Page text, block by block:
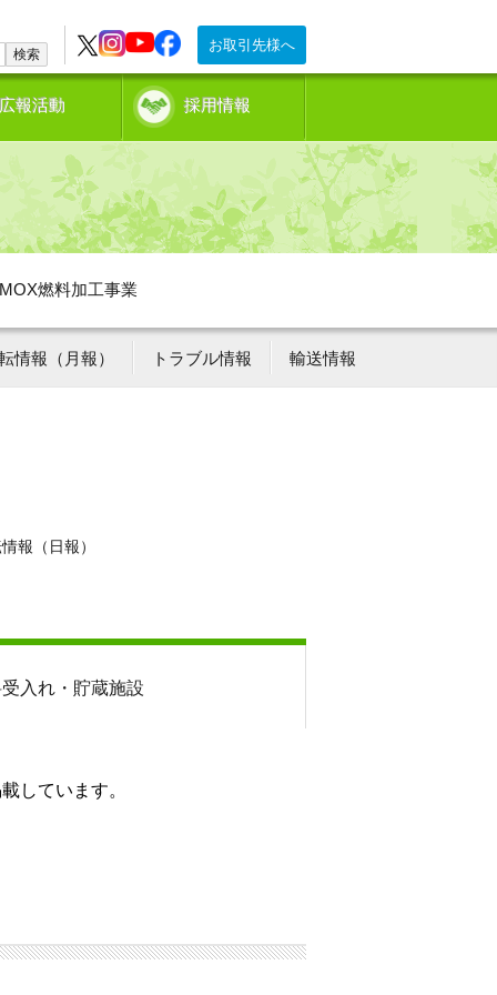
お取引先様へ
検索
報活動 採用情報
燃料加工事業
情報（月報） トラブル情報 輸送情報
報（日報）
受入れ・貯蔵施設
しています。